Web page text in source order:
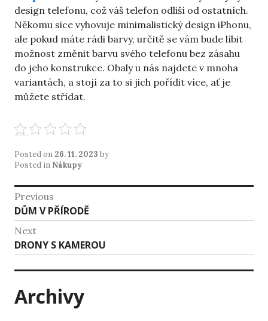
design telefonu, což váš telefon odliší od ostatních.
Někomu sice vyhovuje minimalistický design iPhonu,
ale pokud máte rádi barvy, určitě se vám bude líbit
možnost změnit barvu svého telefonu bez zásahu
do jeho konstrukce. Obaly u nás najdete v mnoha
variantách, a stojí za to si jich pořídit více, ať je
můžete střídat.
Posted on 26. 11. 2023 by
Posted in Nákupy
Navigace
pro
příspěvek
Previous
Previous
post:
DŮM V PŘÍRODĚ
Next
Next
post:
DRONY S KAMEROU
Archivy